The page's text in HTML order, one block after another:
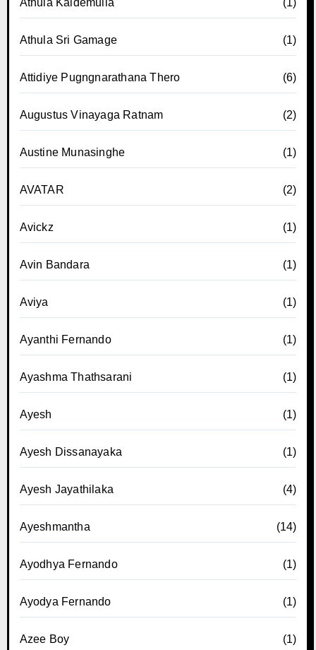
Athula Sri Gamage (1)
Attidiye Pugngnarathana Thero (6)
Augustus Vinayaga Ratnam (2)
Austine Munasinghe (1)
AVATAR (2)
Avickz (1)
Avin Bandara (1)
Aviya (1)
Ayanthi Fernando (1)
Ayashma Thathsarani (1)
Ayesh (1)
Ayesh Dissanayaka (1)
Ayesh Jayathilaka (4)
Ayeshmantha (14)
Ayodhya Fernando (1)
Ayodya Fernando (1)
Azee Boy (1)